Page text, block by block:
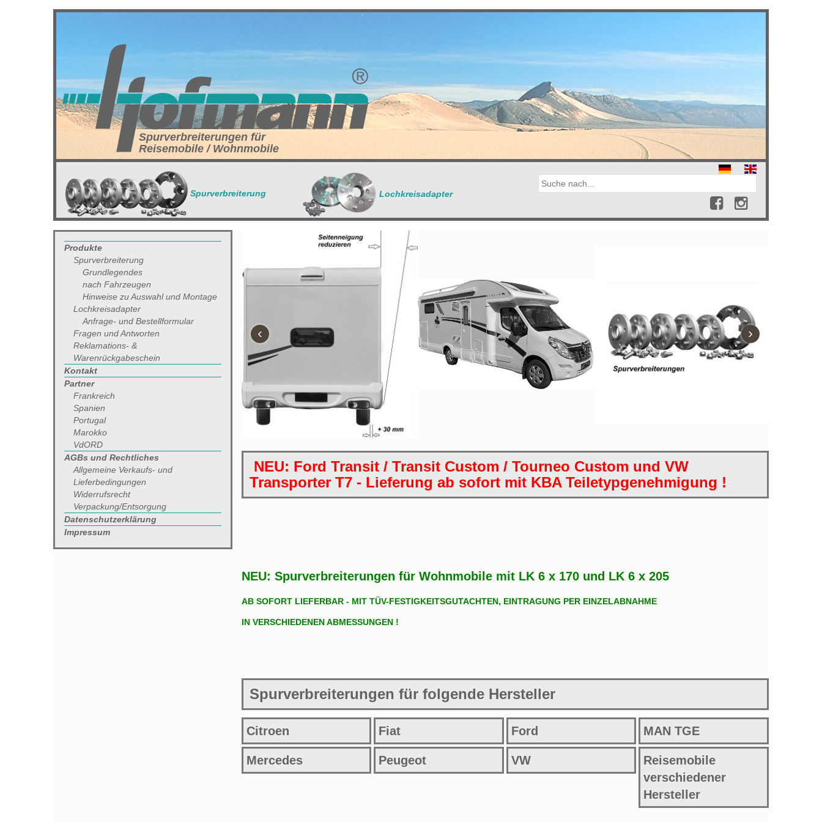
Spurverbreiterungen für
Reisemobile / Wohnmobile
Spurverbreiterung Lochkreisadapter
Produkte
Spurverbreiterung
Grundlegendes
nach Fahrzeugen
Hinweise zu Auswahl und Montage
Lochkreisadapter
Anfrage- und Bestellformular
Fragen und Antworten
Reklamations- &
Warenrückgabeschein
Kontakt
Partner
Frankreich
Spanien
Portugal
Marokko
VdORD
AGBs und Rechtliches
Allgemeine Verkaufs- und
Lieferbedingungen
Widerrufsrecht
Verpackung/Entsorgung
Datenschutzerklärung
Impressum
‹ ›
NEU: Ford Transit / Transit Custom / Tourneo Custom und VW
Transporter T7 - Lieferung ab sofort mit KBA Teiletypgenehmigung !
NEU: Spurverbreiterungen für Wohnmobile mit LK 6 x 170 und LK 6 x 205
AB SOFORT LIEFERBAR - MIT TÜV-FESTIGKEITSGUTACHTEN, EINTRAGUNG PER EINZELABNAHME
IN VERSCHIEDENEN ABMESSUNGEN !
Spurverbreiterungen für folgende Hersteller
Citroen Fiat Ford MAN TGE
Mercedes Peugeot VW
Reisemobile
verschiedener
Hersteller